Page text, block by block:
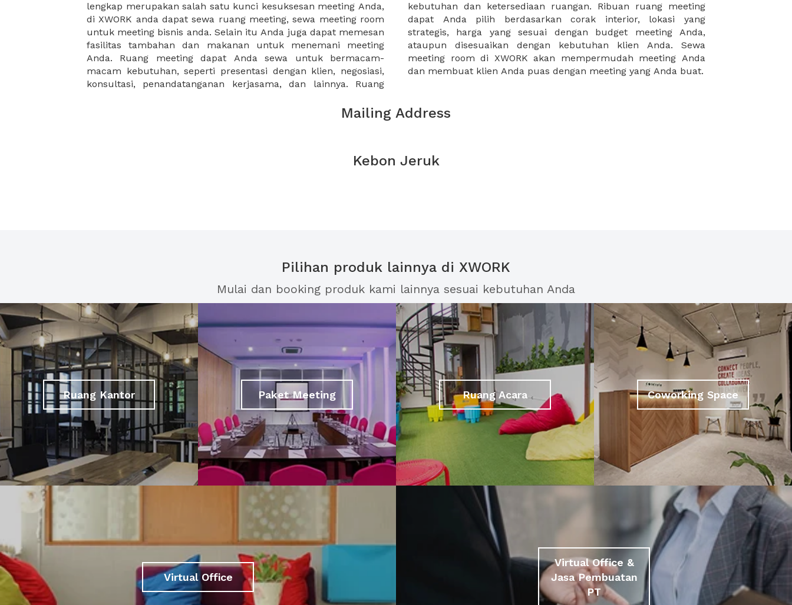
lengkap merupakan salah satu kunci kesuksesan meeting Anda,
di XWORK anda dapat sewa ruang meeting, sewa meeting room
untuk meeting bisnis anda. Selain itu Anda juga dapat memesan
fasilitas tambahan dan makanan untuk menemani meeting
Anda. Ruang meeting dapat Anda sewa untuk bermacam-
macam kebutuhan, seperti presentasi dengan klien, negosiasi,
konsultasi, penandatanganan kerjasama, dan lainnya. Ruang
kebutuhan dan ketersediaan ruangan. Ribuan ruang meeting
dapat Anda pilih berdasarkan corak interior, lokasi yang
strategis, harga yang sesuai dengan budget meeting Anda,
ataupun disesuaikan dengan kebutuhan klien Anda. Sewa
meeting room di XWORK akan mempermudah meeting Anda
dan membuat klien Anda puas dengan meeting yang Anda buat.
Mailing Address
Kebon Jeruk
Pilihan produk lainnya di XWORK
Mulai dan booking produk kami lainnya sesuai kebutuhan Anda
Ruang Kantor Paket Meeting Ruang Acara Coworking Space
Virtual Office
Virtual Office &
Jasa Pembuatan
PT